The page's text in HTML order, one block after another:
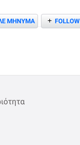
+ FOLLOW
ΜΗΝΥΜΑ